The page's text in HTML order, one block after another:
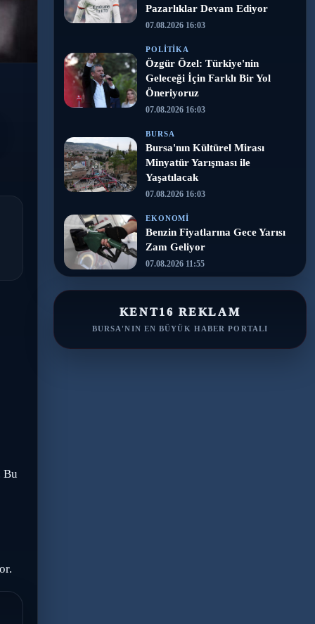
Bu
Pazarlıklar Devam Ediyor
07.08.2026 16:03
POLITIKA
Özgür Özel: Türkiye'nin
Geleceği İçin Farklı Bir Yol
Öneriyoruz
07.08.2026 16:03
BURSA
Bursa'nın Kültürel Mirası
Minyatür Yarışması ile
Yaşatılacak
07.08.2026 16:03
EKONOMI
Benzin Fiyatlarına Gece Yarısı
Zam Geliyor
07.08.2026 11:55
KENT16 REKLAM
BURSA'NIN EN BÜYÜK HABER PORTALI